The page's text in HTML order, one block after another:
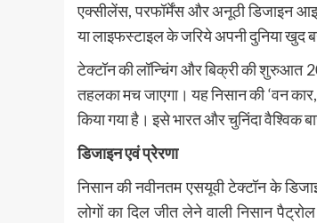
एक्सीलेंस, परफॉर्मेंस और अनूठी डिजाइन
या लाइफस्टाइल के जरिये अपनी दुनिया खुद
टेक्टॉन की लॉन्चिंग और बिक्री की शुरुआत
तहलका मच जाएगा। यह निसान की ‘वन
किया गया है। इसे भारत और चुनिंदा वैश्विक
डिजाइन एवं प्रेरणा
निसान की नवीनतम एसयूवी टेक्टॉन के
लोगों का दिल जीत लेने वाली निसान